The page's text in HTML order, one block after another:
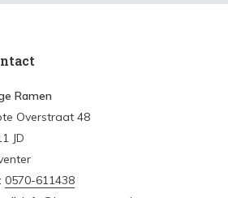
Ramen
Overstraat 48
JD
0570-611438